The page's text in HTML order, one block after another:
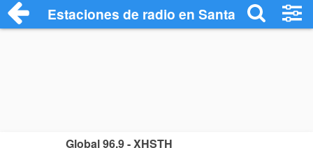
Estaciones de radio en Santa Maria
Global 96.9 - XHSTH